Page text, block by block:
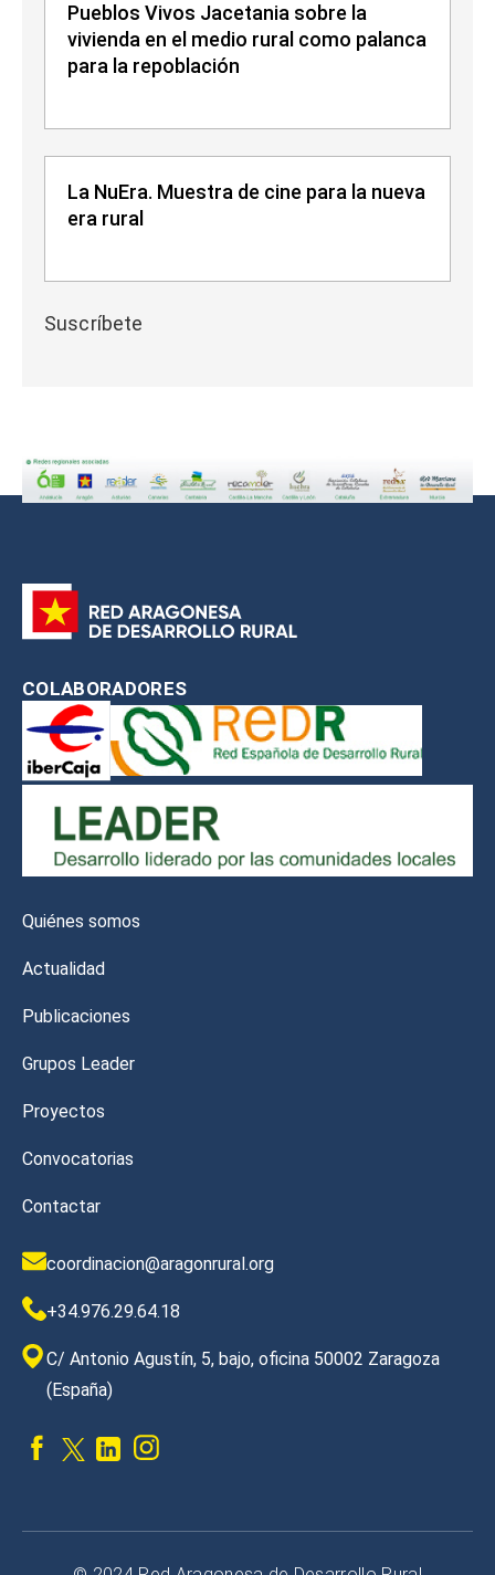
Pueblos Vivos Jacetania sobre la
vivienda en el medio rural como palanca
para la repoblación
La NuEra. Muestra de cine para la nueva
era rural
Suscríbete
COLABORADORES
Quiénes somos
Actualidad
Publicaciones
Grupos Leader
Proyectos
Convocatorias
Contactar
coordinacion@aragonrural.org
+34.976.29.64.18
C/ Antonio Agustín, 5, bajo, oficina 50002 Zaragoza
(España)